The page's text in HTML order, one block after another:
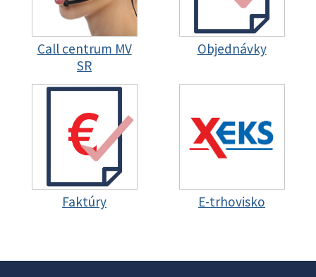
Call centrum MV
SR
Objednávky
Faktúry E-trhovisko